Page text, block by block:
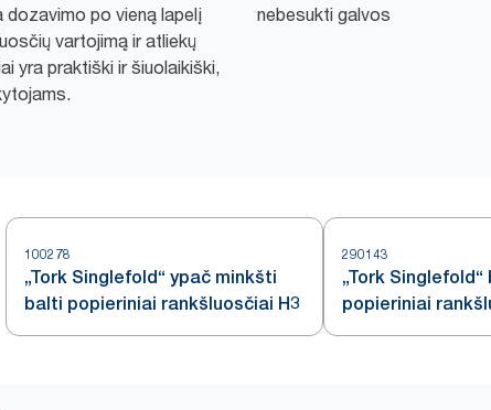
po vieną lapelį
vartojimą ir atliekų
yra praktiški ir šiuolaikiški,
nebesukti galvos
100278
„Tork Singlefold“ ypač minkšti
balti popieriniai rankšluosčiai H3
290143
„Tork
popieriniai